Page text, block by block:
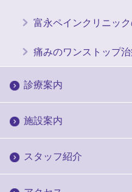
富永ペインクリニッ
痛みのワンストップ
診療案内
施設案内
スタッフ紹介